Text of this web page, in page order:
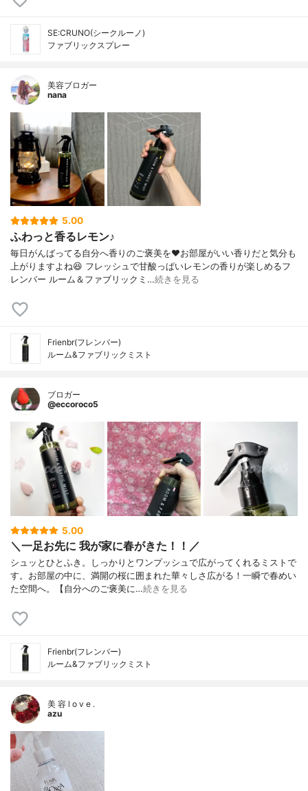
SE:CRUNO(シークルーノ)
ファブリックスプレー
美容ブロガー
nana
5.00
ふわっと香るレモン♪
毎日がんばってる自分へ香りのご褒美を❤お部屋がいい香りだと気分も
上がりますよね😆 フレッシュで甘酸っぱいレモンの香りが楽しめるフ
レンバー ルーム＆ファブリックミ…続きを見る
Frienbr(フレンバー)
ルーム&ファブリックミスト
ブロガー
@eccoroco5
5.00
＼一足お先に 我が家に春がきた！！／
シュッとひとふき。しっかりとワンプッシュで広がってくれるミストで
す。お部屋の中に、満開の桜に囲まれた華々しさ広がる！一瞬で春めい
た空間へ。⁡⁡【自分へのご褒美に…続きを見る
Frienbr(フレンバー)
ルーム&ファブリックミスト
美 容 l o v e .
azu